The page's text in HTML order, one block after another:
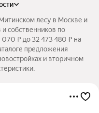
лесу в Москве и
собственников по
070 ₽ до 32 473 480 ₽ на
предложения
и вторичном